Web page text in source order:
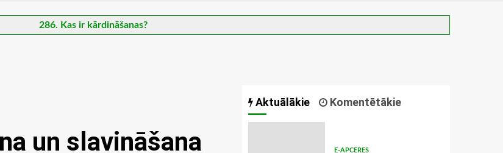
286. Kas ir kārdināšanas?
un slavināšana
Aktuālākie Komentētākie
E-APCERES